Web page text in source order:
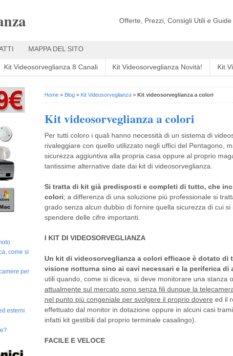
Offerte, Prezzi, Consigli Utili e
MAPPA DEL SITO
Kit Videosorveglianza 8 Canali Kit Videosorveglianza Novità! Kit
Home » Blog » Kit Videosorveglianza » Kit videosorveglianza a colori
Kit videosorveglianza a colori
Per tutti coloro i quali hanno necessità di un sistema di
rivaleggiare con quello utilizzato negli uffici del Pentagono,
sicurezza aggiuntiva alla propria casa oppure al proprio
tantissime alternative date dai kit di videosorveglianza.
Si tratta di kit già predisposti e completi di tutto, che
colori; a differenza di una soluzione più professionale si
grado senza alcun dubbio di fornire quella sicurezza di cui
spendere delle cifre importanti.
I KIT DI VIDEOSORVEGLIANZA
Un kit di videosorveglianza a colori efficace è dotato di
visione notturna sino ai cavi necessari e la periferica di
utili quando, come si diceva, si deve monitorare una stanza
attualmente sul mercato sono senza fili dunque la
nel punto più congeniale per svolgere il proprio dovere ed il
effettuato dal monitor in dotazione oppure in alcuni casi
infatti kit gestibili dal proprio terminale casalingo).
FACILE E VELOCE
come si
per
esterni